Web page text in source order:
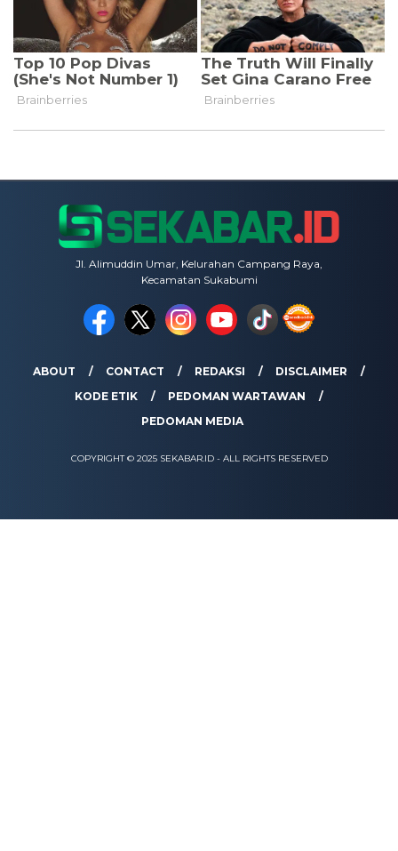
Jl. Alimuddin Umar, Kelurahan Campang Raya,
Kecamatan Sukabumi
ABOUT CONTACT REDAKSI
DISCLAIMER
KODE ETIK
PEDOMAN WARTAWAN
PEDOMAN MEDIA
COPYRIGHT © 2025 SEKABAR.ID - ALL RIGHTS RESERVED